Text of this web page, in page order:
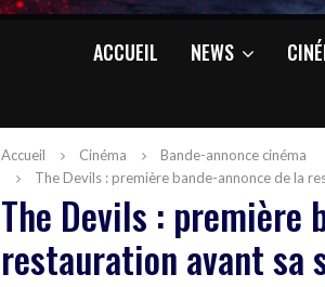
ACCUEIL NEWS
Accueil Cinéma
Bande-annonce cinéma
The Devils : première bande-annonce de la
The Devils : première
restauration avant sa